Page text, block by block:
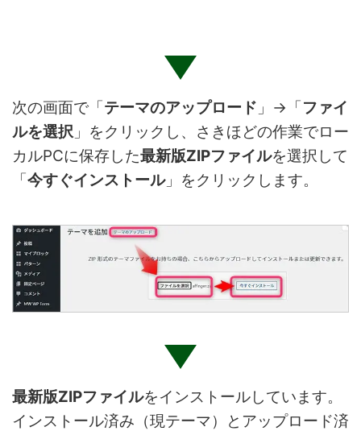
次の画面で「テーマのアップロード 」→「ファイ
ルを選択」をクリックし、さきほどの作業でロー
カルPCに保存した最新版ZIPファイルを選択して
「今すぐインストール」をクリックします。
最新版ZIPファイルをインストールしています。
インストール済み（現テーマ）とアップロード済